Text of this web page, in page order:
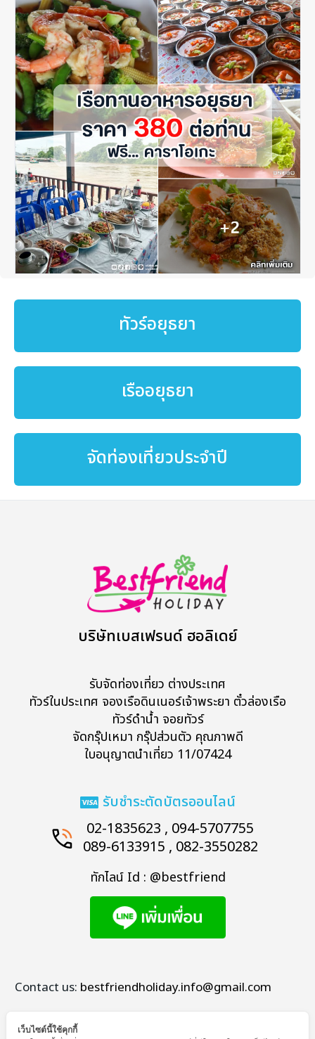
ทัวร์อยุธยา
เรืออยุธยา
จัดท่องเที่ยวประจำปี
บริษัทเบสเฟรนด์ ฮอลิเดย์
รับจัดท่องเที่ยว ต่างประเทศ
ทัวร์ในประเทศ จองเรือดินเนอร์เจ้าพระยา ตั๋วล่องเรือ
ทัวร์ดำน้ำ จอยทัวร์
จัดกรุ๊ปเหมา กรุ๊ปส่วนตัว คุณภาพดี
ใบอนุญาตนำเที่ยว 11/07424
รับชำระตัดบัตรออนไลน์
02-1835623 , 094-5707755
089-6133915 , 082-3550282
ทักไลน์ Id : @bestfriend
Contact us: bestfriendholiday.info@gmail.com
เว็บไซต์นี้ใช้คุกกี้